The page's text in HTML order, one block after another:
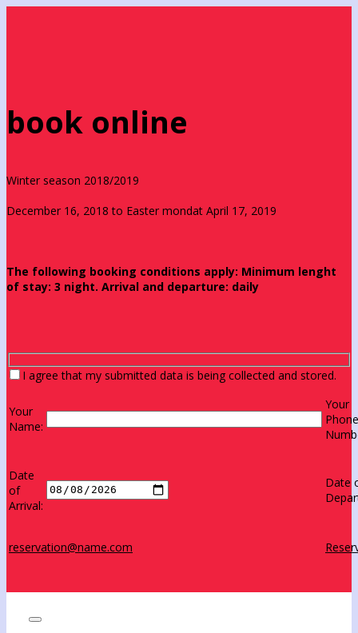
book online
Winter season 2018/2019
December 16, 2018 to Easter mondat April 17, 2019
The following booking conditions apply: Minimum lenght
of stay: 3 night. Arrival and departure: daily
I agree that my submitted data is being collected and stored.
Your
Name:
Your
Phone
Date
of
Arrival:
Date
reservation@name.com